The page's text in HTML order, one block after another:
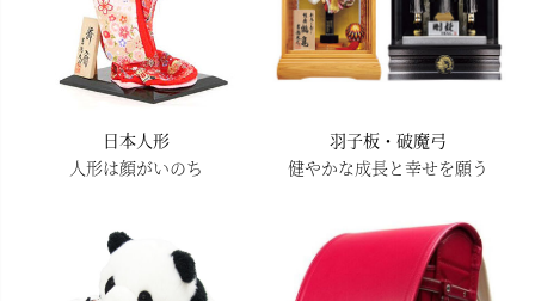
日本人形
人形は顔がいのち
羽子板・破魔弓
健やかな成長と幸せを願う